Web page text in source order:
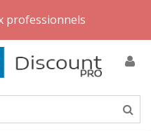
professionnels